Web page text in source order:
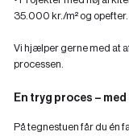
35.000 kr./m² og opefter.
Vi hjælper gerne med at
processen.
En tryg proces –
På tegnestuen får du én